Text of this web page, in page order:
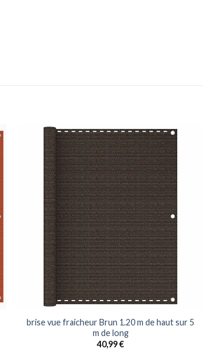
brise vue fraicheur Brun 1.20 m de haut sur 5
m de long
40,99€